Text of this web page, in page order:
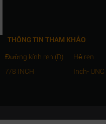
THÔNG TIN THAM KHẢO
Đường kính ren (D) Hệ ren
7/8 INCH Inch- UNC